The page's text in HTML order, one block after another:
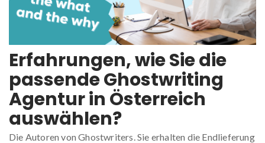
Erfahrungen, wie Sie die
passende Ghostwriting
Agentur in Österreich
auswählen?
Die Autoren von Ghostwriters. Sie erhalten die Endlieferung